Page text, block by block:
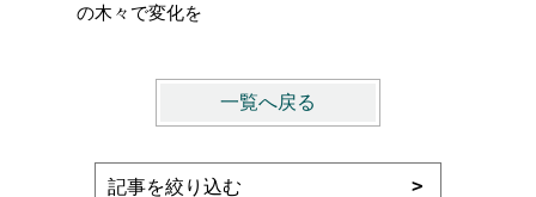
の木々で変化を
一覧へ戻る